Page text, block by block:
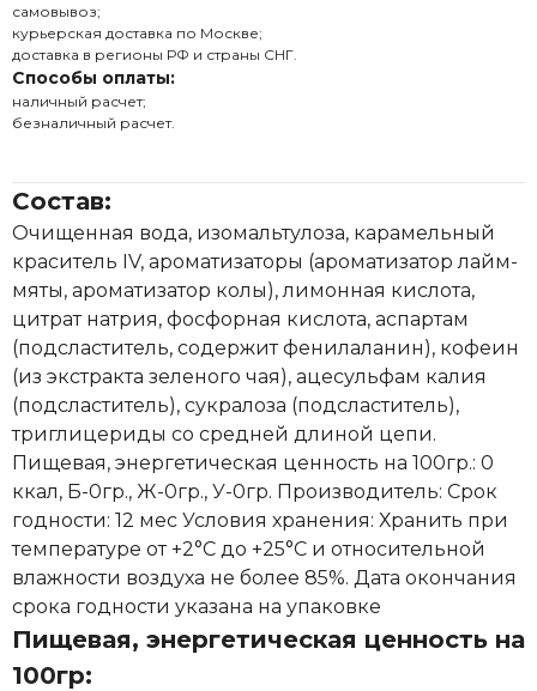
самовывоз;
курьерская доставка по Москве;
доставка в регионы РФ и страны СНГ.
Способы оплаты:
наличный расчет;
безналичный расчет.
Состав:
Очищенная вода, изомальтулоза, карамельный
краситель IV, ароматизаторы (ароматизатор лайм-
мяты, ароматизатор колы), лимонная кислота,
цитрат натрия, фосфорная кислота, аспартам
(подсластитель, содержит фенилаланин), кофеин
(из экстракта зеленого чая), ацесульфам калия
(подсластитель), сукралоза (подсластитель),
триглицериды со средней длиной цепи.
Пищевая, энергетическая ценность на 100гр.: 0
ккал, Б-0гр., Ж-0гр., У-0гр. Производитель: Срок
годности: 12 мес Условия хранения: Хранить при
температуре от +2°С до +25°С и относительной
влажности воздуха не более 85%. Дата окончания
срока годности указана на упаковке
Пищевая, энергетическая ценность на
100гр: